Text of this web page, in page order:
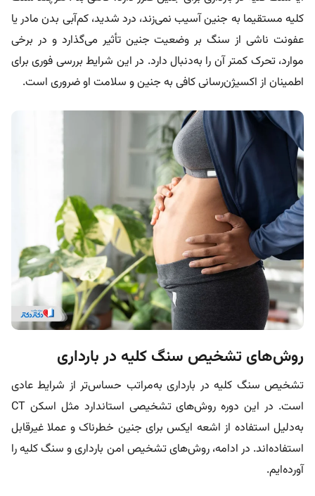
کلیه مستقیما به جنین آسیب نمی‌زند، درد شدید، کم‌آبی بدن مادر یا
عفونت ناشی از سنگ بر وضعیت جنین تأثیر می‌گذارد و در برخی
موارد، تحرک کمتر آن را به‌دنبال دارد. در این شرایط بررسی فوری برای
اطمینان از اکسیژن‌رسانی کافی به جنین و سلامت او ضروری است.
روش‌های تشخیص سنگ کلیه در بارداری
تشخیص سنگ کلیه در بارداری به‌مراتب حساس‌تر از شرایط عادی
است. در این دوره روش‌های تشخیصی استاندارد مثل اسکن CT
به‌دلیل استفاده از اشعه ایکس برای جنین خطرناک‌ و عملا غیرقابل‌
استفاده‌اند. در ادامه، روش‌های تشخیص امن بارداری و سنگ کلیه را
آورده‌ایم.